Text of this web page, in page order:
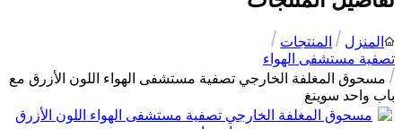
المنزل
المنتجات
تصفية مستشفى الهواء
مسحوق المغلفة الخارجي تصفية مستشفى الهواء اللون الأزرق مع
باب واحد سوينغ